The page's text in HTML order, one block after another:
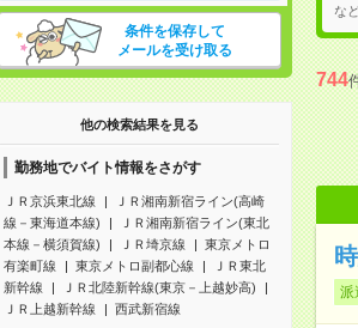
条件を保存して
メールを受け取る
他の検索結果を見る
勤務地でバイト情報をさがす
ＪＲ京浜東北線
ＪＲ湘南新宿ライン(高崎
線－東海道本線)
ＪＲ湘南新宿ライン(東北
本線－横須賀線)
ＪＲ埼京線
東京メトロ
有楽町線
東京メトロ副都心線
ＪＲ東北
新幹線
ＪＲ北陸新幹線(東京－上越妙高)
ＪＲ上越新幹線
西武新宿線
な
744
派